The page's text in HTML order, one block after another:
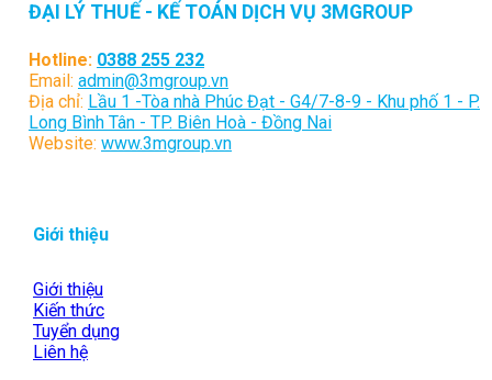
ĐẠI LÝ THUẾ - KẾ TOÁN DỊCH VỤ 3MGROUP
Hotline: 0388 255 232
Email: admin@3mgroup.vn
Địa chỉ: Lầu 1 -Tòa nhà Phúc Đạt - G4/7-8-9 - Khu phố 1 - P.
Long Bình Tân - TP. Biên Hoà - Đồng Nai
Website: www.3mgroup.vn
Giới thiệu
Giới thiệu
Kiến thức
Tuyển dụng
Liên hệ